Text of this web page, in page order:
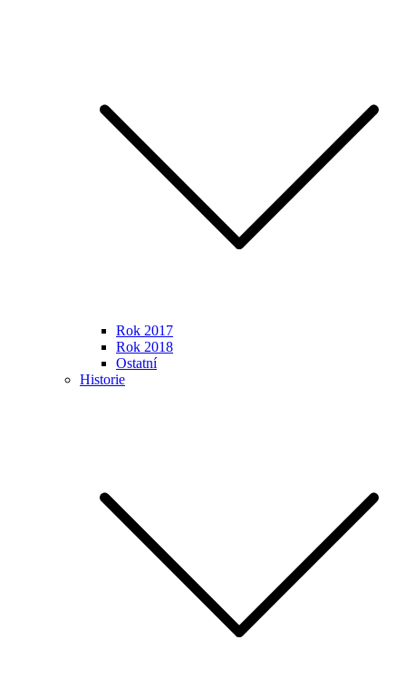
Rok 2017
Rok 2018
Ostatní
Historie